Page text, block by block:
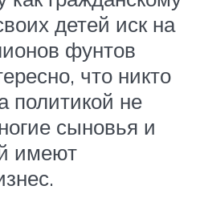
детей иск на
фунтов
что никто
политикой не
сыновья и
имеют